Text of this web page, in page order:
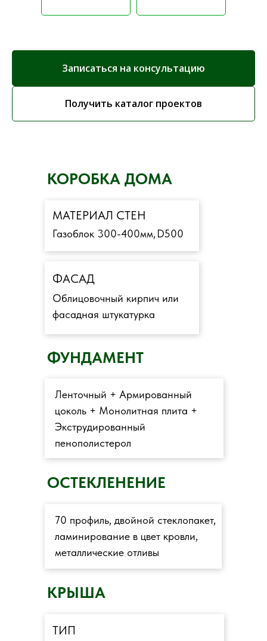
Записаться на консультацию
Получить каталог проектов
D500
Газоблок 300-400мм,
МАТЕРИАЛ СТЕН
ТИП
ФАСАД
Облицовочный кирпич или
фасадная штукатурка
Ленточный + Армированный
цоколь + Монолитная плита +
Экструдированный
пенополистерол
70 профиль, двойной стеклопакет,
ламинирование в цвет кровли,
металлические отливы
КОРОБКА ДОМА
КРЫША
ФУНДАМЕНТ
ОСТЕКЛЕНЕНИЕ